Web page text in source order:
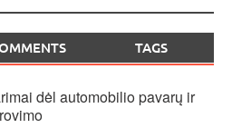
TAGS
dėl automobilio pavarų ir